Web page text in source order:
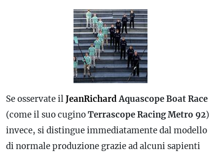
Se osservate ilJeanRichardAquascope Boat Race
(come il suo cuginoTerrascope Racing Metro 92)
invece, si distingue immediatamente dal modello
di normale produzione grazie ad alcuni sapienti